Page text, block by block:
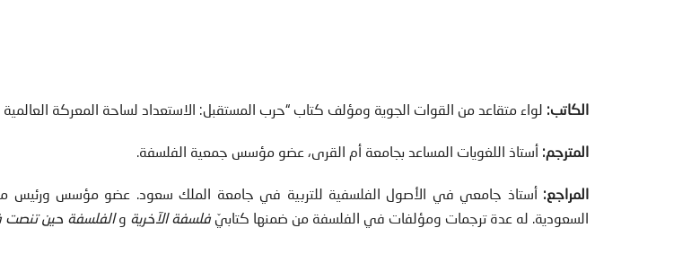
الكاتب: لواء متقاعد من القوات الجوية ومؤلف كتاب “حرب المستقبل: الاستعداد لساحة المعركة العالمية
المترجم: أستاذ اللغويات المساعد بجامعة أم القرى، عضو مؤسس جمعية الفلسفة.
المراجع: أستاذ جامعي في الأصول الفلسفية للتربية في جامعة الملك سعود. عضو مؤسس ورئيس
السعودية. له عدة ترجمات ومؤلفات في الفلسفة من ضمنها كتابيّفلسفة الآخرية والفلسفة حين تنصت